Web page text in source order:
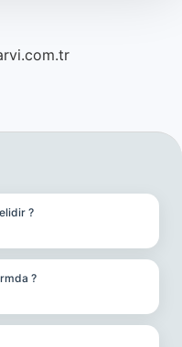
?
?